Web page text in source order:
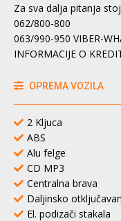
Za sva dalja pitanja
062/800-800
063/990-950 VIBER-
INFORMACIJE O
OPREMA VOZILA
2 Kljuca
ABS
Alu felge
CD MP3
Centralna brava
Daljinsko
El. podizači stakala